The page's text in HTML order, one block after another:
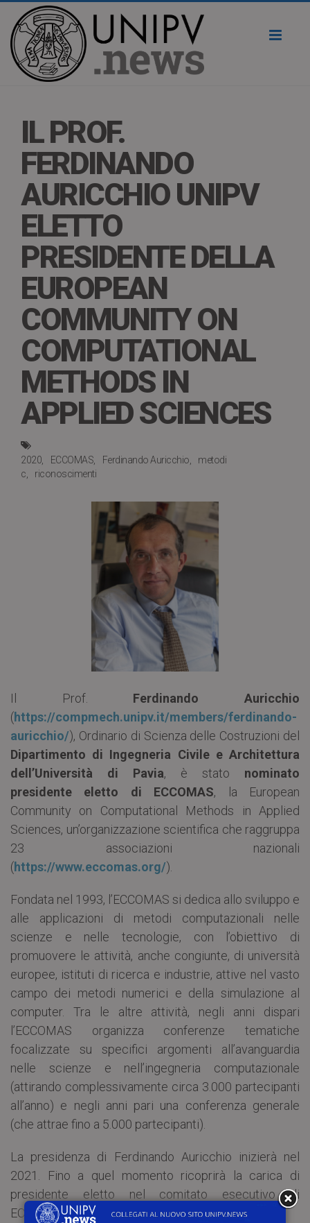
IL PROF.
FERDINANDO
AURICCHIO UNIPV
ELETTO
PRESIDENTE DELLA
EUROPEAN
COMMUNITY ON
COMPUTATIONAL
METHODS IN
APPLIED SCIENCES
2020 ECCOMAS Ferdinando Auricchio
metodi
c
riconoscimenti
Il Prof. Ferdinando Auricchio
(https://compmech.unipv.it/members/ferdinando-
auricchio/), Ordinario di Scienza delle Costruzioni del
Dipartimento di Ingegneria Civile e Architettura
dell’Università di Pavia, è stato nominato
presidente eletto di ECCOMAS, la European
Community on Computational Methods in Applied
Sciences, un’organizzazione scientifica che raggruppa
23 associazioni nazionali
(https://www.eccomas.org/).
Fondata nel 1993, l’ECCOMAS si dedica allo sviluppo e
alle applicazioni di metodi computazionali nelle
scienze e nelle tecnologie, con l’obiettivo di
promuovere le attività, anche congiunte, di università
europee, istituti di ricerca e industrie, attive nel vasto
campo dei metodi numerici e della simulazione al
computer. Tra le altre attività, negli anni dispari
l’ECCOMAS organizza conferenze tematiche
focalizzate su specifici argomenti all’avanguardia
nelle scienze e nell’ingegneria computazionale
(attirando complessivamente circa 3.000 partecipanti
all’anno) e negli anni pari una conferenza generale
(che attrae fino a 5.000 partecipanti).
La presidenza di Ferdinando Auricchio inizierà nel
2021. Fino a quel momento ricoprirà la carica di
presidente eletto nel comitato esecutivo di
ECCOMAS.